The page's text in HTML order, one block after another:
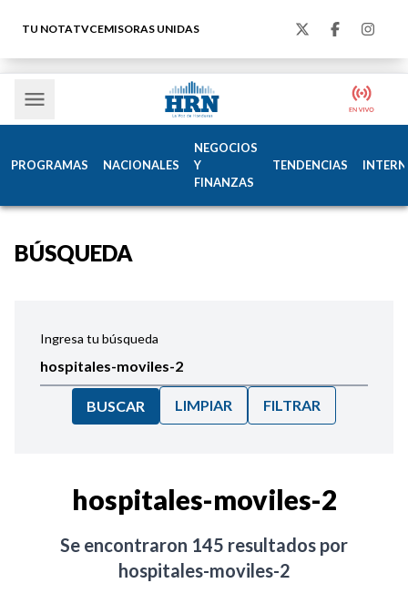
TU NOTATVCEMISORAS UNIDAS
PROGRAMAS NACIONALES
NEGOCIOS
Y
FINANZAS
TENDENCIAS
BÚSQUEDA
Ingresa tu búsqueda
BUSCAR LIMPIAR FILTRAR
hospitales-moviles-2
Se encontraron 145 resultados por
hospitales-moviles-2